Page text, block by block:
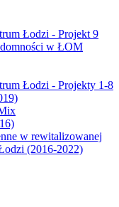
Łodzi - Projekt 9
w ŁOM
Łodzi - Projekty 1-8
w rewitalizowanej
(2016-2022)